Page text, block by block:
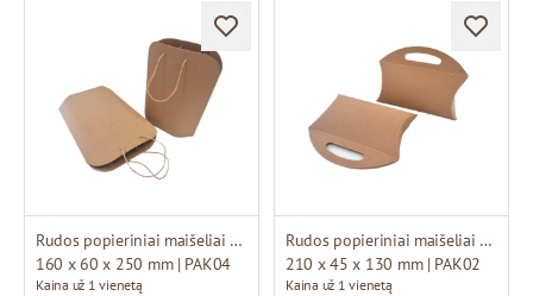
Rudos popieriniai maišeliai su susuktomis rankenomis
160 x 60 x 250 mm | PAK04
Kaina už 1 vienetą
Rudos popieriniai maišeliai su susuktomis rankenomis
210 x 45 x 130 mm | PAK02
Kaina už 1 vienetą